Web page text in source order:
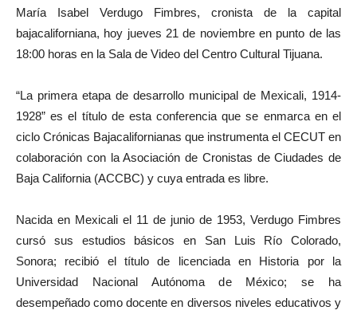
María Isabel Verdugo Fimbres, cronista de la capital
bajacaliforniana, hoy jueves 21 de noviembre en punto de las
18:00 horas en la Sala de Video del Centro Cultural Tijuana.
“La primera etapa de desarrollo municipal de Mexicali, 1914-
1928” es el título de esta conferencia que se enmarca en el
ciclo Crónicas Bajacalifornianas que instrumenta el CECUT en
colaboración con la Asociación de Cronistas de Ciudades de
Baja California (ACCBC) y cuya entrada es libre.
Nacida en Mexicali el 11 de junio de 1953, Verdugo Fimbres
cursó sus estudios básicos en San Luis Río Colorado,
Sonora; recibió el título de licenciada en Historia por la
Universidad Nacional Autónoma de México; se ha
desempeñado como docente en diversos niveles educativos y